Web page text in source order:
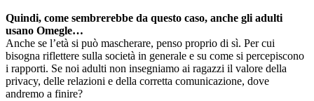
Quindi, come sembrerebbe da questo caso, anche gli adulti
usano Omegle…
Anche se l’età si può mascherare, penso proprio di sì. Per cui
bisogna riflettere sulla società in generale e su come si percepiscono
i rapporti. Se noi adulti non insegniamo ai ragazzi il valore della
privacy, delle relazioni e della corretta comunicazione, dove
andremo a finire?